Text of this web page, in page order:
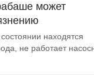
может
находятся
не работает